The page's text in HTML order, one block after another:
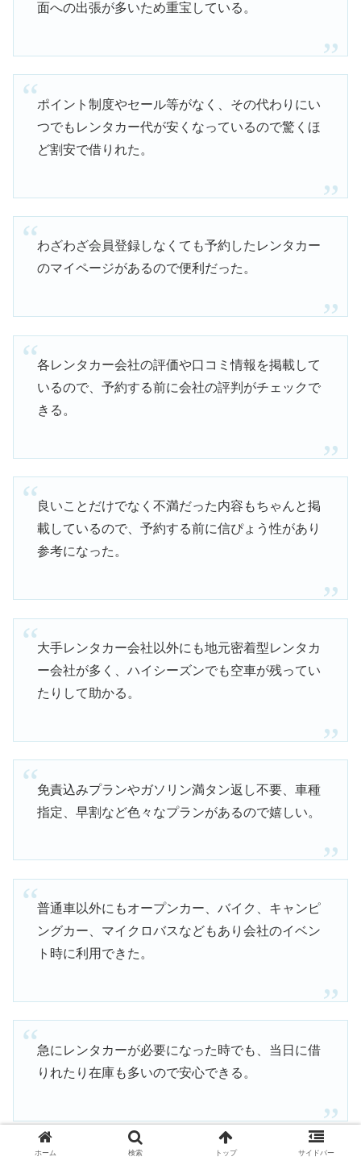
面への出張が多いため重宝している。
ポイント制度やセール等がなく、その代わりにい
つでもレンタカー代が安くなっているので驚くほ
ど割安で借りれた。
わざわざ会員登録しなくても予約したレンタカー
のマイページがあるので便利だった。
各レンタカー会社の評価や口コミ情報を掲載して
いるので、予約する前に会社の評判がチェックで
きる。
良いことだけでなく不満だった内容もちゃんと掲
載しているので、予約する前に信ぴょう性があり
参考になった。
大手レンタカー会社以外にも地元密着型レンタカ
ー会社が多く、ハイシーズンでも空車が残ってい
たりして助かる。
免責込みプランやガソリン満タン返し不要、車種
指定、早割など色々なプランがあるので嬉しい。
普通車以外にもオープンカー、バイク、キャンピ
ングカー、マイクロバスなどもあり会社のイベン
ト時に利用できた。
急にレンタカーが必要になった時でも、当日に借
りれたり在庫も多いので安心できる。
引用：公式サイト より
ホーム 検索 トップ サイドバー